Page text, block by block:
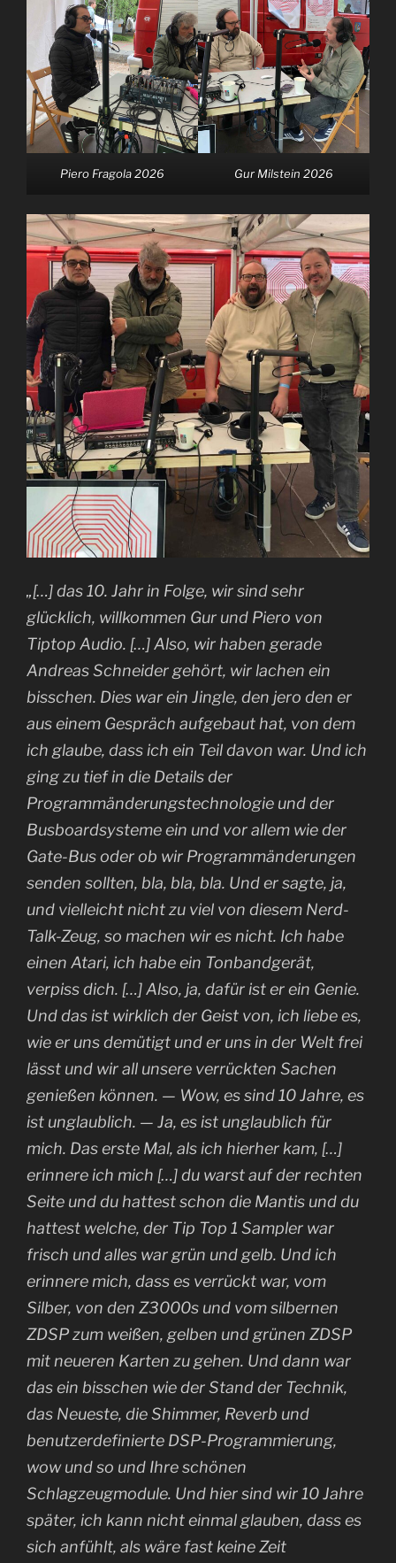
Piero Fragola 2026 Gur Milstein 2026
„[…] das 10. Jahr in Folge, wir sind sehr
glücklich, willkommen Gur und Piero von
Tiptop Audio. […] Also, wir haben gerade
Andreas Schneider gehört, wir lachen ein
bisschen. Dies war ein Jingle, den jero den er
aus einem Gespräch aufgebaut hat, von dem
ich glaube, dass ich ein Teil davon war. Und ich
ging zu tief in die Details der
Programmänderungstechnologie und der
Busboardsysteme ein und vor allem wie der
Gate-Bus oder ob wir Programmänderungen
senden sollten, bla, bla, bla. Und er sagte, ja,
und vielleicht nicht zu viel von diesem Nerd-
Talk-Zeug, so machen wir es nicht. Ich habe
einen Atari, ich habe ein Tonbandgerät,
verpiss dich. […] Also, ja, dafür ist er ein Genie.
Und das ist wirklich der Geist von, ich liebe es,
wie er uns demütigt und er uns in der Welt frei
lässt und wir all unsere verrückten Sachen
genießen können. — Wow, es sind 10 Jahre, es
ist unglaublich. — Ja, es ist unglaublich für
mich. Das erste Mal, als ich hierher kam, […]
erinnere ich mich […] du warst auf der rechten
Seite und du hattest schon die Mantis und du
hattest welche, der Tip Top 1 Sampler war
frisch und alles war grün und gelb. Und ich
erinnere mich, dass es verrückt war, vom
Silber, von den Z3000s und vom silbernen
ZDSP zum weißen, gelben und grünen ZDSP
mit neueren Karten zu gehen. Und dann war
das ein bisschen wie der Stand der Technik,
das Neueste, die Shimmer, Reverb und
benutzerdefinierte DSP-Programmierung,
wow und so und Ihre schönen
Schlagzeugmodule. Und hier sind wir 10 Jahre
später, ich kann nicht einmal glauben, dass es
sich anfühlt, als wäre fast keine Zeit